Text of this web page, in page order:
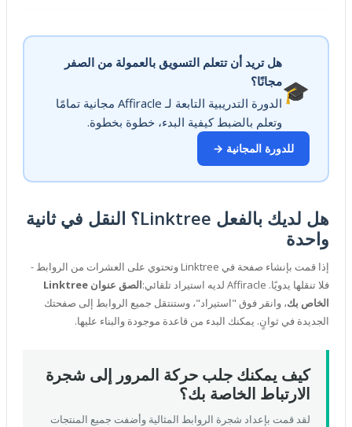
🎓
هل تريد أن تتعلم التسويق بالعمولة من الصفر
مجانًا؟
الدورة التدريبية التابعة لـ Affiracle مجانية تمامًا
وتعلم بالضبط كيفية البدء، خطوة بخطوة.
للدورة المجانية →
هل لديك بالفعل Linktree؟ النقل في ثانية
واحدة
إذا قمت بإنشاء صفحة في Linktree وتحتوي على العشرات من الروابط -
فلا تنقلها يدويًا. Affiracle لديه استيراد تلقائي:
الصق عنوان Linktree
الخاص بك، وانقر فوق "استيراد"، وستنتقل جميع الروابط إلى صفحتك
الجديدة في ثوانٍ. يمكنك البدء من قاعدة موجودة والبناء عليها.
كيف يمكنك جلب حركة المرور إلى شجرة
الارتباط الخاصة بك؟
لقد قمت بإعداد شجرة الروابط المثالية وأضفت جميع المنتجات